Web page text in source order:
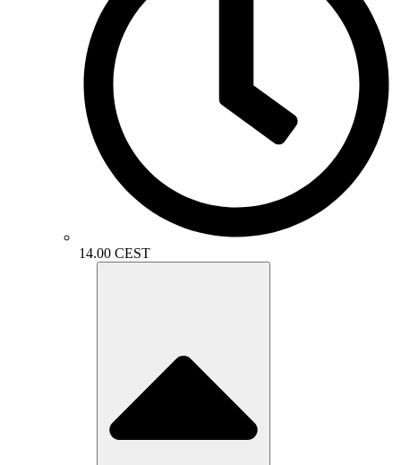
14.00 CEST